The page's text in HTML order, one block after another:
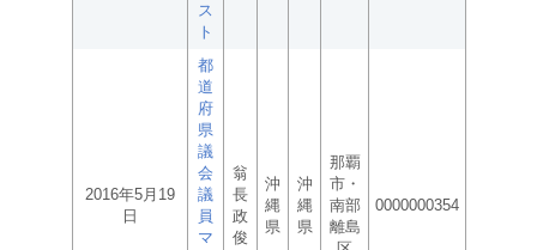
ス
ト
2016年5月19
日
都
道
府
県
議
会
議
員
マ
翁
長
政
俊
沖
縄
県
沖
縄
県
那覇
市・
南部
離島
0000000354